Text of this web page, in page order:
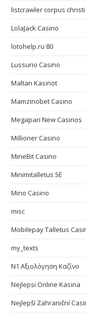
listcrawler corpus christi
LolaJack Casino
lotohelp.ru 80
Lussurio Casino
Maltan Kasinot
Mamzinobet Casino
Megapari New Casinos
Millioner Casino
MineBit Casino
Minimitalletus 5E
Mino Casino
misc
Mobilepay Talletus
my_texts
N1 Αξιολόγηση Καζίνο
Nejlepsi Online Kasina
Nejlepší Zahraniční